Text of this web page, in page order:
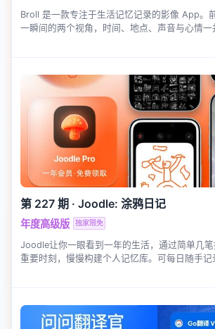
Broll 是一款专注于生活记忆记录的影像 App。
一瞬间的两个视角，时间、地点、声音与心情一
第 227 期 · Joodle: 涂鸦日记
年度高级版 独家限免
Joodle让你一眼看到一年的生活，通过简单几
重要时刻，慢慢构建个人记忆库。可每日随手